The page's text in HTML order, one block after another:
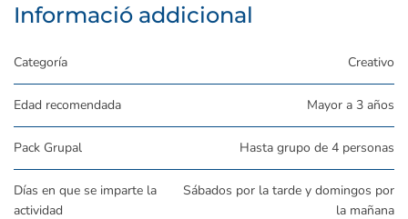
Informació addicional
Categoría Creativo
Edad recomendada Mayor a 3 años
Pack Grupal Hasta grupo de 4 personas
Días en que se imparte la
actividad
Sábados por la tarde y domingos por
la mañana